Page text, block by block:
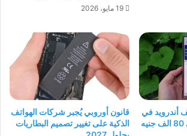
19 مايو، 2026
أندرويد في
فئة 40 الف جنيه حتي 80 الف جنيه
قانون أوروبي يُجبر شركات الهواتف
الذكية على تغيير تصميم البطاريات